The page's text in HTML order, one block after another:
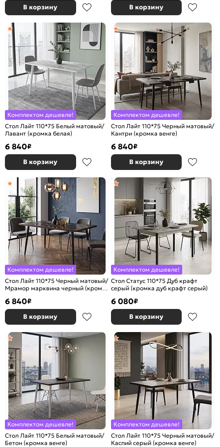
В корзину В корзину
Комплектом дешевле!
Стол Лайт 110*75 Белый матовый/
Лавант (кромка белая)
6 840₽
В корзину
Комплектом дешевле!
Стол Лайт 110*75 Черный матовый/
Кантри (кромка венге)
6 840₽
В корзину
Комплектом дешевле!
Стол Лайт 110*75 Черный матовый/
Мрамор марквина черный (кромка
6 840₽
В корзину
Комплектом дешевле!
Стол Статус 110*75 Дуб крафт
серый (кромка дуб крафт серый)
6 080₽
В корзину
Комплектом дешевле!
Стол Лайт 110*75 Белый матовый/
Бетон (кромка венге)
Комплектом дешевле!
Стол Лайт 110*75 Черный матовый/
Каспий серый (кромка венге)